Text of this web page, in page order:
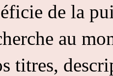
de la
au
titres,